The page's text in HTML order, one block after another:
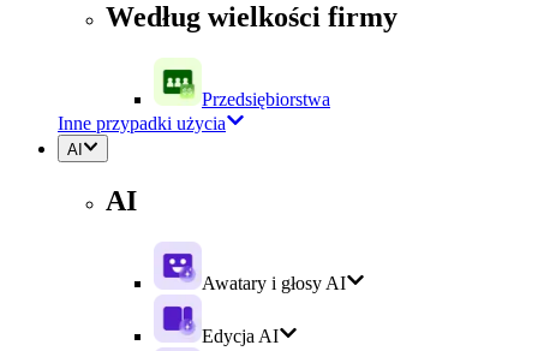
Według wielkości firmy
Przedsiębiorstwa
Inne przypadki użycia
AI
AI
Awatary i głosy AI
Edycja AI